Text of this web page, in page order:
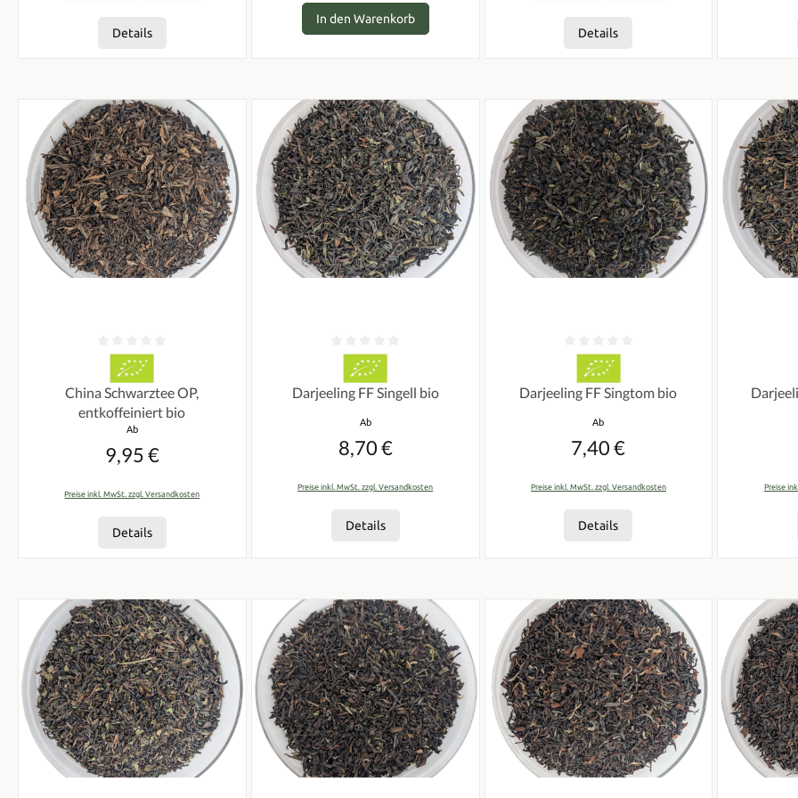
Details
In den Warenkorb
Details
Durchschnittliche Bewertung von 0 von 5 Sternen
China Schwarztee OP,
entkoffeiniert bio
Regulärer Preis:
Ab
9,95 €
Preise inkl. MwSt. zzgl. Versandkosten
Details
Durchschnittliche Bewertung von 0 von 5 Sternen
Darjeeling FF Singell bio
Regulärer Preis:
Ab
8,70 €
Preise inkl. MwSt. zzgl. Versandkosten
Details
Durchschnittliche Bewertung von 0 von 5 Sternen
Darjeeling FF Singtom bio
Regulärer Preis:
Ab
7,40 €
Preise inkl. MwSt. zzgl. Versandkosten
Details
Preise